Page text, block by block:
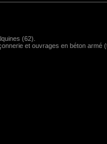
(62).
et ouvrages en béton armé